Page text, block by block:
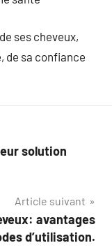
ses cheveux,
de sa confiance
solution
Article suivant
avantages
d’utilisation.